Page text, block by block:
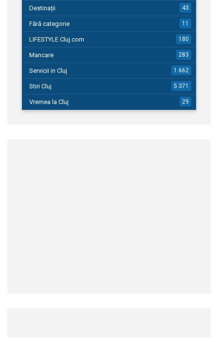
Destinații 43
Fără categorie 11
LIFESTYLE Cluj.com 180
Mancare 283
Servicii in Cluj 1.662
Stiri Cluj 5.371
Vremea la Cluj 29